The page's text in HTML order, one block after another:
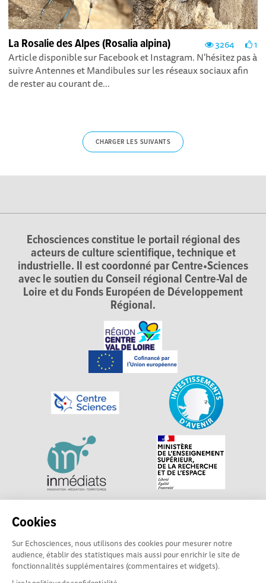
Cookies
Sur Echosciences, nous utilisons des cookies pour mesurer notre
audience, établir des statistiques mais aussi pour enrichir le site de
fonctionnalités supplémentaires (commentaires et widgets).
3264 1
La Rosalie des Alpes (Rosalia alpina)
Article disponible sur Facebook et Instagram . N'hésitez pas à
suivre Antennes et Mandibules sur les réseaux sociaux afin
de rester au courant de...
CHARGER LES SUIVANTS
Echosciences constitue le portail régional des
acteurs de culture scientifique, technique et
industrielle. Il est coordonné par Centre•Sciences
avec le soutien du Conseil régional Centre-Val de
Loire et du Fonds Européen de Développement
Régional.
Explorer, s’exprimer, rentrer en contact : Echosciences
sciences et de technologies du territoire. Propulsé par
Centre•Sciences/ Contact : echosciences@centre-
sciences.fr